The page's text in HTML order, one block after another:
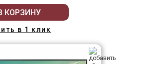
КОРЗИНУ
в 1 клик